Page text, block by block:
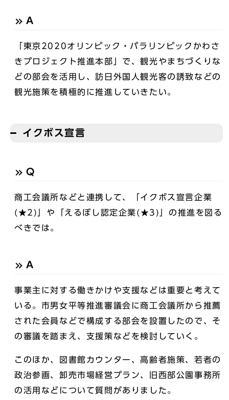
A
「東京2020オリンピック・パラリンピックかわさ
きプロジェクト推進本部」で、観光やまちづくりな
どの部会を活用し、訪日外国人観光客の誘致などの
観光施策を積極的に推進していきたい。
イクボス宣言
Q
商工会議所などと連携して、「イクボス宣言企業
(★2)」や「えるぼし認定企業(★3)」の推進を図る
べきでは。
A
事業主に対する働きかけや支援などは重要と考えて
いる。市男女平等推進審議会に商工会議所から推薦
された会員などで構成する部会を設置したので、そ
の審議を踏まえ、支援策などを検討していく。
このほか、図書館カウンター、高齢者施策、若者の
政治参画、卸売市場経営プラン、旧西部公園事務所
の活用などについて質問がありました。